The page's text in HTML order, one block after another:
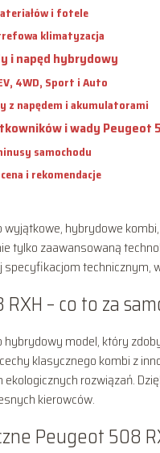
i fotele
klimatyzacja
i napęd hybrydowy
4WD, Sport i Auto
z napędem i akumulatorami
i wady Peugeot
samochodu
i rekomendacje
wyjątkowe, hybrydowe
tylko zaawansowaną
technicznym,
– co to za
hybrydowy model, który
klasycznego kombi z
rozwiązań.
kierowców.
Peugeot 508